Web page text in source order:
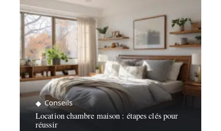
Conseils
Location chambre maison : étapes clés pour
réussir